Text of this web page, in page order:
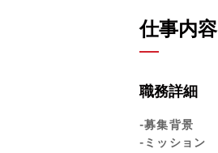
仕事内容
職務詳細
-募集背景
-ミッション